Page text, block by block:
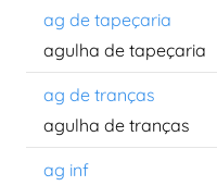
ag de tapeçaria
agulha de tapeçaria
ag de tranças
agulha de tranças
ag inf